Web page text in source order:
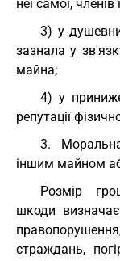
неї самої, членів
3) у
зазнала у
майна;
4) у
репутації
3.
іншим майном
Розмір
шкоди
страждань,